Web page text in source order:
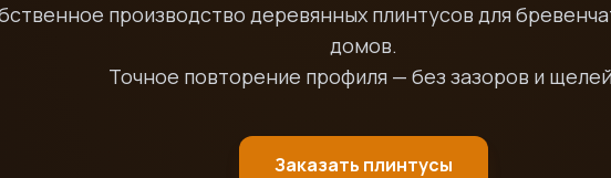
производство деревянных плинтусов для
домов.
Точное повторение профиля — без зазоров и
Заказать плинтусы